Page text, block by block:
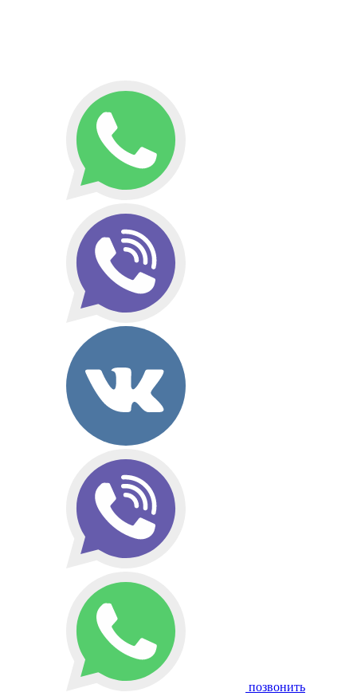
позвонить